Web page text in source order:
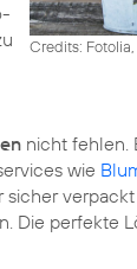
Credits:
nicht fehlen.
wie
Die perfekte